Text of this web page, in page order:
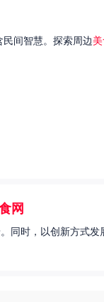
间智慧。探索周边
网
同时，以创新方式发